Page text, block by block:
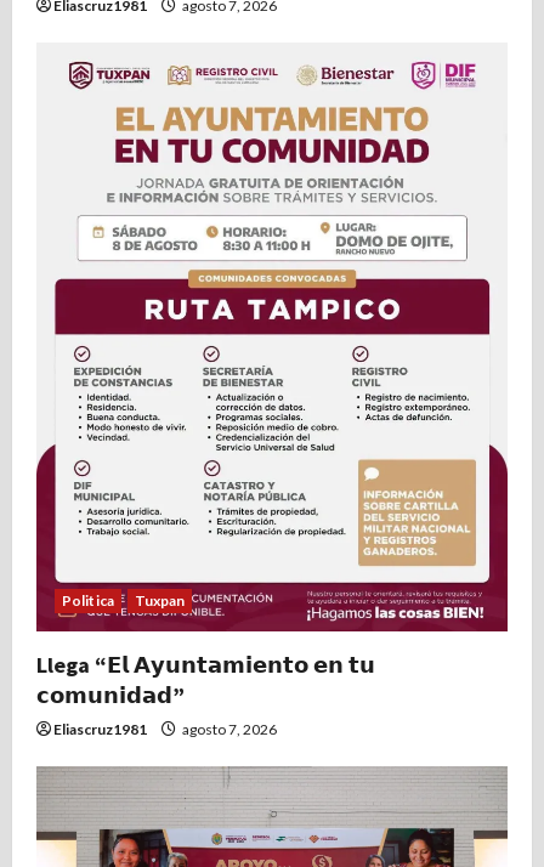
a Eliascruz1981 agosto 7, 2026
Politica Tuxpan
Llega “𝗘𝗹 𝗔𝘆𝘂𝗻𝘁𝗮𝗺𝗶𝗲𝗻𝘁𝗼 𝗲𝗻 𝘁𝘂
𝗰𝗼𝗺𝘂𝗻𝗶𝗱𝗮𝗱”
Eliascruz1981 agosto 7, 2026